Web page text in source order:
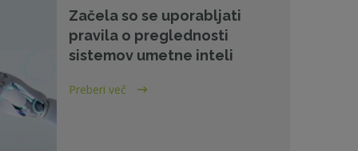
Začela so se uporabljati
pravila o preglednosti
sistemov umetne inteli
Preberi več